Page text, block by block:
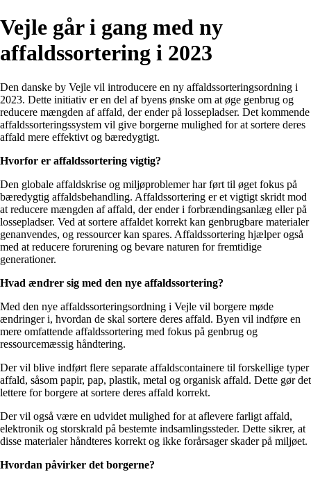
Vejle går i gang med ny
affaldssortering i 2023
Den danske by Vejle vil introducere en ny affaldssorteringsordning i
2023. Dette initiativ er en del af byens ønske om at øge genbrug og
reducere mængden af affald, der ender på lossepladser. Det kommende
affaldssorteringssystem vil give borgerne mulighed for at sortere deres
affald mere effektivt og bæredygtigt.
Hvorfor er affaldssortering vigtig?
Den globale affaldskrise og miljøproblemer har ført til øget fokus på
bæredygtig affaldsbehandling. Affaldssortering er et vigtigt skridt mod
at reducere mængden af affald, der ender i forbrændingsanlæg eller på
lossepladser. Ved at sortere affaldet korrekt kan genbrugbare materialer
genanvendes, og ressourcer kan spares. Affaldssortering hjælper også
med at reducere forurening og bevare naturen for fremtidige
generationer.
Hvad ændrer sig med den nye affaldssortering?
Med den nye affaldssorteringsordning i Vejle vil borgere møde
ændringer i, hvordan de skal sortere deres affald. Byen vil indføre en
mere omfattende affaldssortering med fokus på genbrug og
ressourcemæssig håndtering.
Der vil blive indført flere separate affaldscontainere til forskellige typer
affald, såsom papir, pap, plastik, metal og organisk affald. Dette gør det
lettere for borgere at sortere deres affald korrekt.
Der vil også være en udvidet mulighed for at aflevere farligt affald,
elektronik og storskrald på bestemte indsamlingssteder. Dette sikrer, at
disse materialer håndteres korrekt og ikke forårsager skader på miljøet.
Hvordan påvirker det borgerne?